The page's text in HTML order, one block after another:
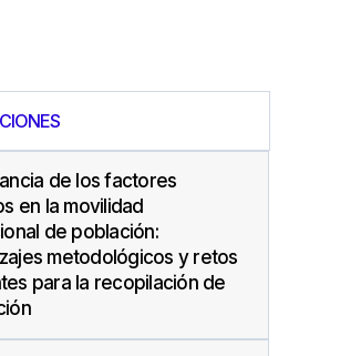
de los factores
en la movilidad
de población:
metodológicos y retos
para la recopilación de